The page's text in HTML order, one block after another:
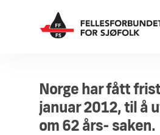
Norge har fått
januar 2012, til å
om 62 års- saken.